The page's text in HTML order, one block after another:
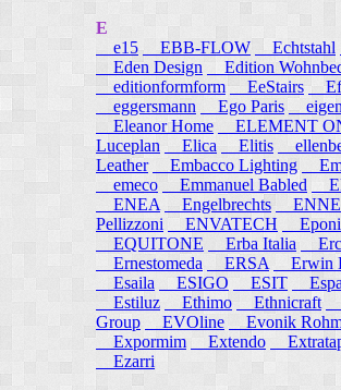
E
e15 EBB-FLOW Echtstahl
Eden Design
Edition
editionformform
EeStairs
eggersmann
Ego Paris
Eleanor Home
ELEMENT
Luceplan
Elica Elitis
Leather
Embacco Lighting
emeco
Emmanuel Babled
ENEA
Engelbrechts ENNE
Pellizzoni ENVATECH
EQUITONE
Erba Italia
Ernestomeda
ERSA
Erwin
Esaila
ESIGO ESIT
Estiluz
Ethimo Ethnicraft
Group
EVOline Evonik
Expormim
Extendo
Ezarri